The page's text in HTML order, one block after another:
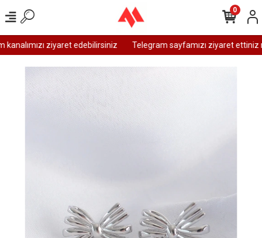
ziyaret edebilirsiniz Telegram sayfamızı ziyaret ettiniz
0